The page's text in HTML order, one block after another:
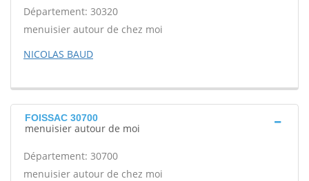
Département: 30320
menuisier autour de chez moi
NICOLAS BAUD
FOISSAC 30700
menuisier autour de moi
Département: 30700
menuisier autour de chez moi